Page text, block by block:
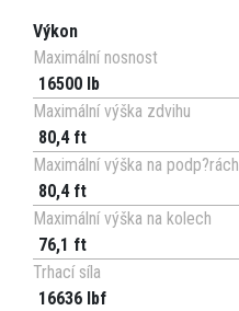
Výkon
Maximální nosnost
16500 lb
Maximální výška zdvihu
80,4 ft
Maximální výška na podp?rách
80,4 ft
Maximální výška na kolech
76,1 ft
Trhací síla
16636 lbf